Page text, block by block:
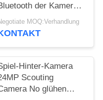
der Kamera-
für die Jagd
MOQ:Verhandlung
Hinter-Kamera
Scouting
No glühen